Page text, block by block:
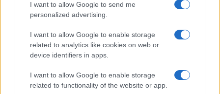
I want to allow Google to send me
personalized advertising.
I want to allow Google to enable storage
related to analytics like cookies on web or
device identifiers in apps.
I want to allow Google to enable storage
related to functionality of the website or app.
Giovannimaria Cabras